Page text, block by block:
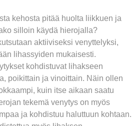
kehosta pitää huolta liikkuen ja
silloin käydä hierojalla?
aktiiviseksi venyttelyksi,
lihassyiden mukaisesti.
kohdistuvat lihakseen
poikittain ja vinoittain. Näin ollen
kuin itse aikaan saatu
tekemä venytys on myös
ja kohdistuu haluttuun kohtaan.